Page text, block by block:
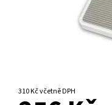
310 Kč včetně DPH